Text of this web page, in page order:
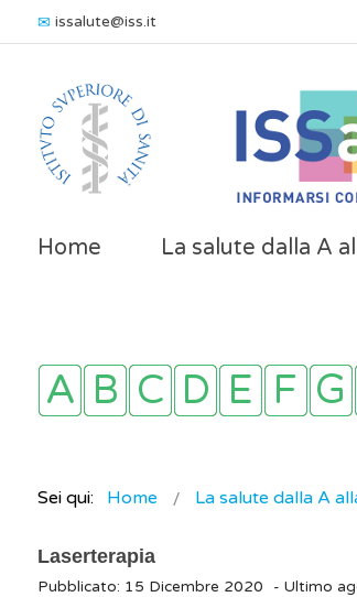
issalute@iss.it
Home La salute dalla A
Sei qui: Home La salute dalla A
Laserterapia
Pubblicato: 15 Dicembre 2020 - Ultimo